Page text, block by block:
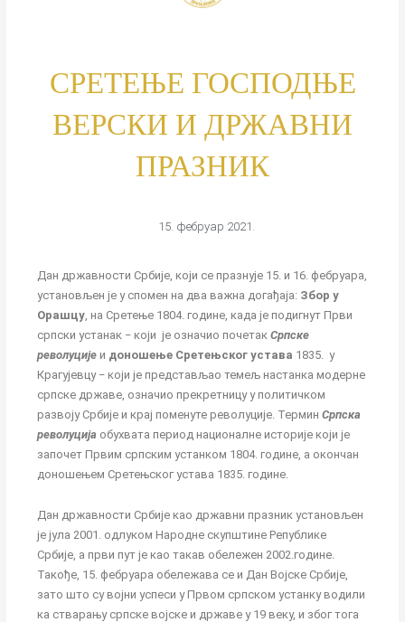
СРЕТЕЊЕ ГОСПОДЊЕ
ВЕРСКИ И ДРЖАВНИ
ПРАЗНИК
15. фебруар 2021.
Дан државности Србије, који се празнује 15. и 16. фебруара,
установљен је у спомен на два важна догађаја: Збор у
Орашцу, на Сретење 1804. године, када је подигнут Први
српски устанак ‒ који је означио почетакСрпске
револуције и доношење Сретењског устава 1835. у
Крагујевцу ‒ који је представљао темељ настанка модерне
српске државе, означио прекретницу у политичком
развоју Србије и крај поменуте револуције. ТерминСрпска
револуција обухвата период националне историје који је
започет Првим српским устанком 1804. године, а окончан
доношењем Сретењског устава 1835. године.
Дан државности Србије као државни празник установљен
је јула 2001. одлуком Народне скупштине Републике
Србије, а први пут је као такав обележен 2002.године.
Такође, 15. фебруара обележава се и Дан Војске Србије,
зато што су војни успеси у Првом српском устанку водили
ка стварању српске војске и државе у 19 веку, и због тога